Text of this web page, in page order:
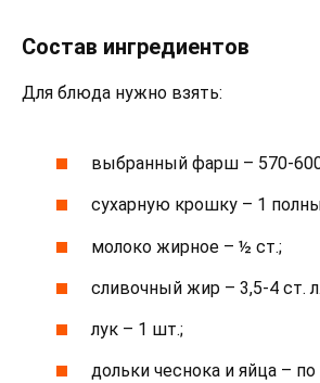
Состав ингредиентов
Для блюда нужно взять:
выбранный фарш – 570-
сухарную крошку – 1
молоко жирное – ½ ст.;
сливочный жир – 3,5-4 ст.
лук – 1 шт.;
дольки чеснока и яйца –